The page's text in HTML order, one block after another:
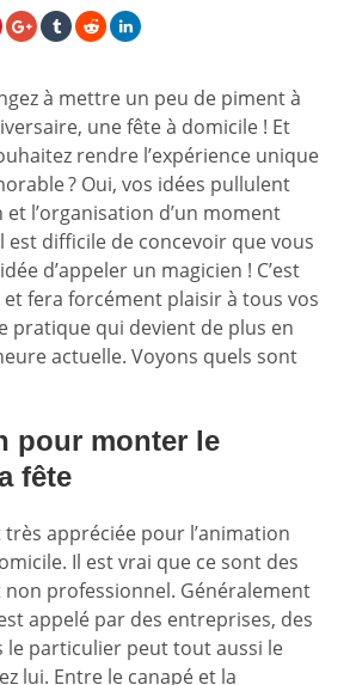
à mettre un peu de piment à
une fête à domicile ! Et
rendre l’expérience unique
? Oui, vos idées pullulent
l’organisation d’un moment
est difficile de concevoir que vous
d’appeler un magicien ! C’est
fera forcément plaisir à tous vos
pratique qui devient de plus en
actuelle. Voyons quels sont
pour monter le
fête
appréciée pour l’animation
Il est vrai que ce sont des
professionnel. Généralement
appelé par des entreprises, des
le particulier peut tout aussi le
lui. Entre le canapé et la